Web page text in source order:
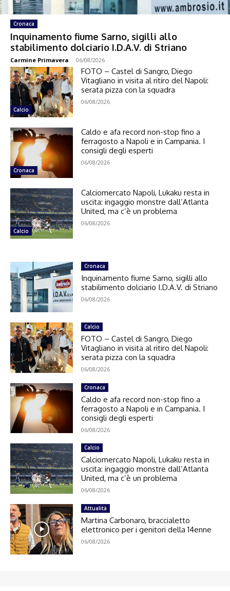
Cronaca
Inquinamento fiume Sarno, sigilli allo
stabilimento dolciario I.D.A.V. di Striano
Carmine Primavera - 06/08/2026
Calcio
FOTO – Castel di Sangro, Diego
Vitagliano in visita al ritiro del Napoli:
serata pizza con la squadra
06/08/2026
Cronaca
Caldo e afa record non-stop fino a
ferragosto a Napoli e in Campania. I
consigli degli esperti
06/08/2026
Calcio
Calciomercato Napoli, Lukaku resta in
uscita: ingaggio monstre dall’Atlanta
United, ma c’è un problema
06/08/2026
Cronaca
Inquinamento fiume Sarno, sigilli allo
stabilimento dolciario I.D.A.V. di Striano
06/08/2026
Calcio
FOTO – Castel di Sangro, Diego
Vitagliano in visita al ritiro del Napoli:
serata pizza con la squadra
06/08/2026
Cronaca
Caldo e afa record non-stop fino a
ferragosto a Napoli e in Campania. I
consigli degli esperti
06/08/2026
Calcio
Calciomercato Napoli, Lukaku resta in
uscita: ingaggio monstre dall’Atlanta
United, ma c’è un problema
06/08/2026
Attualità
Martina Carbonaro, braccialetto
elettronico per i genitori della 14enne
06/08/2026